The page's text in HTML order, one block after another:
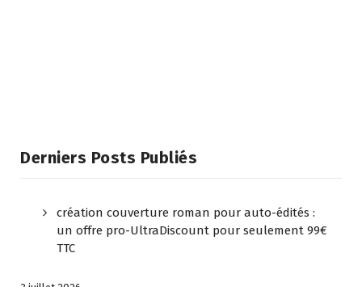
Derniers Posts Publiés
création couverture roman pour auto-édités :
un offre pro-UltraDiscount pour seulement 99€
TTC